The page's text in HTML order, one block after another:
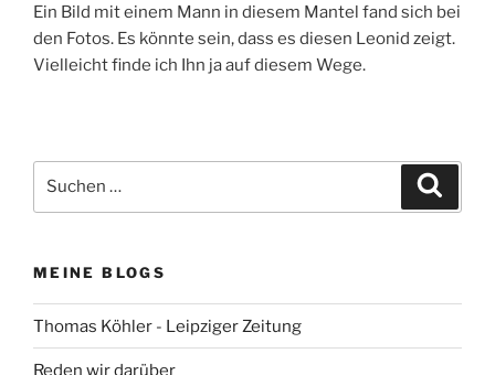
Ein Bild mit einem Mann in diesem Mantel fand sich bei
den Fotos. Es könnte sein, dass es diesen Leonid zeigt.
Vielleicht finde ich Ihn ja auf diesem Wege.
nach:
MEINE BLOGS
Thomas Köhler - Leipziger Zeitung
Reden wir darüber